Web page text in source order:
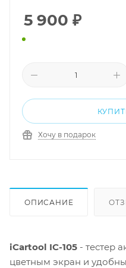
5 900 ₽
Хочу в подарок
ОПИСАНИЕ
iCartool IC-105 - тестер
цветным экран и